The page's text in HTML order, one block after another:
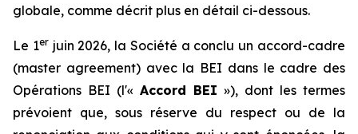
globale, comme décrit plus en détail ci-dessous.
Le 1erjuin 2026, la Société a conclu un accord-cadre
(master agreement) avec la BEI dans le cadre des
Opérations BEI (l'« Accord BEI »), dont les termes
prévoient que, sous réserve du respect ou de la